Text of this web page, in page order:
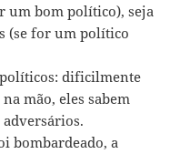
um bom político), seja
(se for um político
políticos: dificilmente
mão, eles sabem
bombardeado, a